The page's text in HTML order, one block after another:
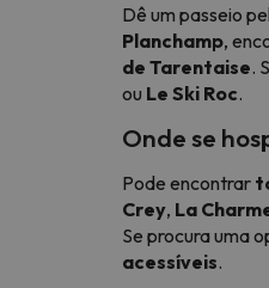
Dê um passeio
Planchamp,
de Tarentaise.
ou Le Ski Roc.
Onde se
Pode encontrar
Crey, La
Se procura uma
acessíveis.